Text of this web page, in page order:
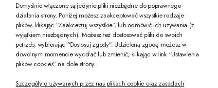
Twoje dane będą przetwarzane zgodnie z nasząpolityką prywatności
POKAŻ PEŁNĄ WERSJĘ STRONY
Domyślnie włączone są jedynie pliki niezbędne do poprawnego
działania strony. Poniżej możesz zaakceptować wszystkie rodzaje
plików, klikając “Zaakceptuj wszystkie”, lub odmówić ich używania (z
wyjątkiem niezbędnych). Możesz też dostosować pliki do swoich
potrzeb, wybierając “Dostosuj zgody”. Udzieloną zgodę możesz w
dowolnym momencie wycofać lub zmienić, klikając w link “Ustawienia
plików cookies” na dole strony.
Szczegóły o używanych przez nas plikach cookie oraz zasadach